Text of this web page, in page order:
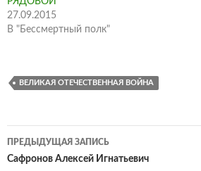
27.09.2015
В "Бессмертный полк"
ВЕЛИКАЯ ОТЕЧЕСТВЕННАЯ ВОЙНА
Навигация
по
ПРЕДЫДУЩАЯ ЗАПИСЬ
Сафронов Алексей Игнатьевич